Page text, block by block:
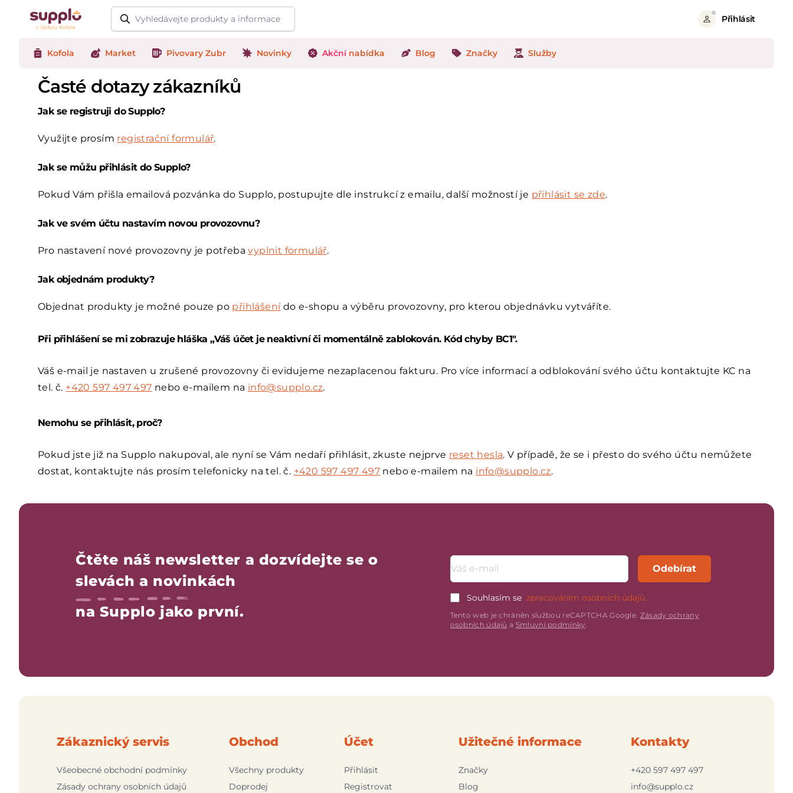
Logo
Přihlásit
Kofola Market Pivovary Zubr Novinky Akční nabídka Blog Značky Služby
Časté dotazy zákazníků
Jak se registruji do Supplo?
Využijte prosím registrační formulář.
Jak se můžu přihlásit do Supplo?
Pokud Vám přišla emailová pozvánka do Supplo, postupujte dle instrukcí z emailu, další možností je přihlásit se zde.
Jak ve svém účtu nastavím novou provozovnu?
Pro nastavení nové provozovny je potřebavyplnit formulář.
Jak objednám produkty?
Objednat produkty je možné pouze po přihlášenído e-shopu a výběru provozovny, pro kterou objednávku vytváříte.
Při přihlášení se mi zobrazuje hláška „Váš účet je neaktivní či momentálně zablokován. Kód chyby BC1".
Váš e-mail je nastaven u zrušené provozovny či evidujeme nezaplacenou fakturu. Pro více informací a odblokování svého účtu kontaktujte KC na
tel. č. +420 597 497 497 nebo e-mailem na info@supplo.cz.
Nemohu se přihlásit, proč?
Pokud jste již na Supplo nakupoval, ale nyní se Vám nedaří přihlásit, zkuste nejprve reset hesla. V případě, že se i přesto do svého účtu nemůžete
dostat, kontaktujte nás prosím telefonicky na tel. č. +420 597 497 497 nebo e-mailem na info@supplo.cz.
Čtěte náš newsletter a dozvídejte se o
slevách a novinkách
na Supplo jako první.
Emailová adresa
Odebírat
Souhlasím se zpracováním osobních údajů.
Tento web je chráněn službou reCAPTCHA Google. Zásady ochrany
osobních údajů a Smluvní podmínky.
Zákaznický servis
Všeobecné obchodní podmínky
Zásady ochrany osobních údajů
Obchod
Všechny produkty
Doprodej
Účet
Přihlásit
Registrovat
Užitečné informace
Značky
Blog
Kontakty
+420 597 497 497
info@supplo.cz